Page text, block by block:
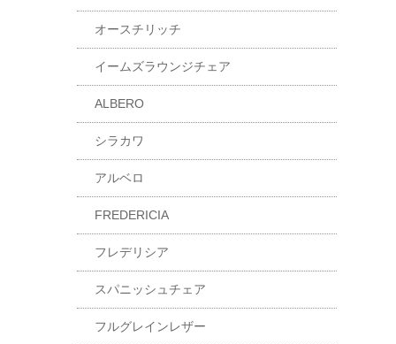
オースチリッチ
イームズラウンジチェア
ALBERO
シラカワ
アルベロ
FREDERICIA
フレデリシア
スパニッシュチェア
フルグレインレザー